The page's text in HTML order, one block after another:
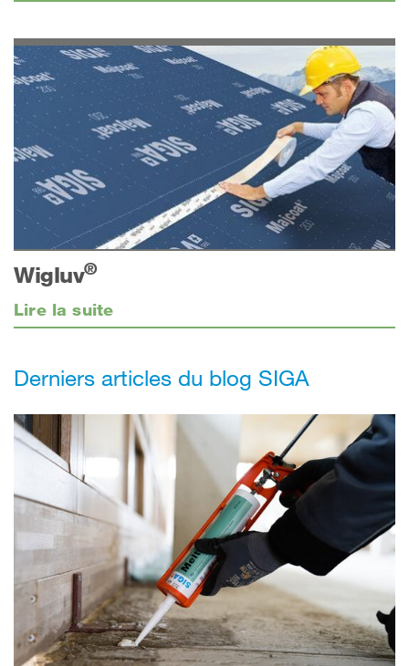
Wigluv®
Lire la suite
Derniers articles du blog SIGA